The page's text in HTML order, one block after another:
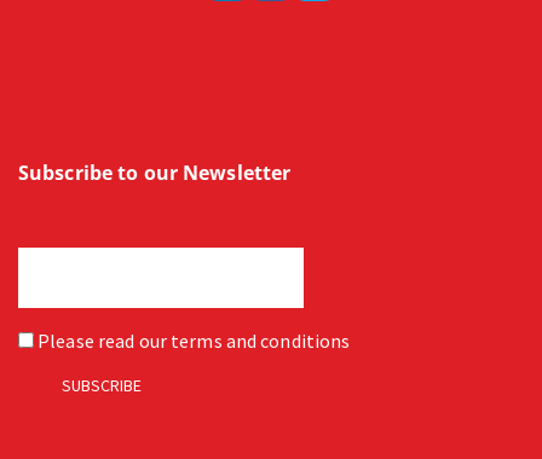
Subscribe to our Newsletter
Please read our terms and conditions